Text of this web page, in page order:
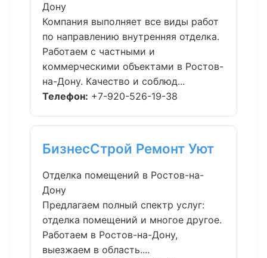
Дону
Компания выполняет все виды работ
по направлению внутренняя отделка.
Работаем с частными и
коммерческими объектами в Ростов-
на-Дону. Качество и соблюд...
Телефон: +7-920-526-19-38
БизнесСтрой Ремонт Уют
Отделка помещений в Ростов-на-
Дону
Предлагаем полный спектр услуг:
отделка помещений и многое другое.
Работаем в Ростов-на-Дону,
выезжаем в область....